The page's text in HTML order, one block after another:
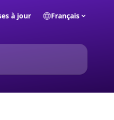
à jour Français